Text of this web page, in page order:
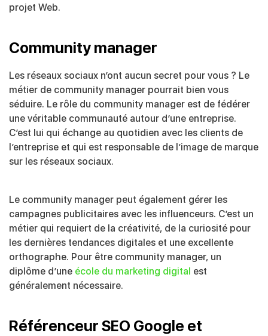
projet Web.
Community manager
Les réseaux sociaux n’ont aucun secret pour vous ? Le
métier de community manager pourrait bien vous
séduire. Le rôle du community manager est de fédérer
une véritable communauté autour d’une entreprise.
C’est lui qui échange au quotidien avec les clients de
l’entreprise et qui est responsable de l’image de marque
sur les réseaux sociaux.
Le community manager peut également gérer les
campagnes publicitaires avec les influenceurs. C’est un
métier qui requiert de la créativité, de la curiosité pour
les dernières tendances digitales et une excellente
orthographe. Pour être community manager, un
diplôme d’une école du marketing digital est
généralement nécessaire.
Référenceur SEO Google et